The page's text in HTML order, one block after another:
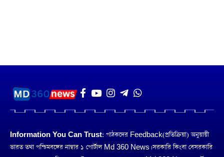
Information You Can Trust: পাঠকদের Feedback(প্রতিক্রিয়া) অনুয়ায়ী
ভারত তথা পশ্চিমবঙ্গের নাম্বার ১ পোর্টাল Md 360 News। সরকারি কিংবা বেসরকারি